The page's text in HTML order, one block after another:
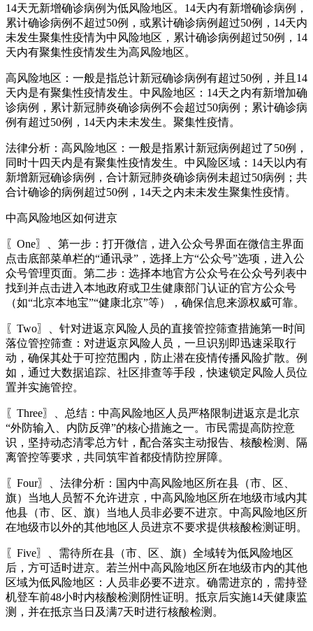
14天无新增确诊病例为低风险地区。14天内有新增确诊病例，
累计确诊病例不超过50例，或累计确诊病例超过50例，14天内
未发生聚集性疫情为中风险地区，累计确诊病例超过50例，14
天内有聚集性疫情发生为高风险地区。
高风险地区：一般是指总计新冠确诊病例有超过50例，并且14
天内是有聚集性疫情发生。中风险地区：14天之内有新增加确
诊病例，累计新冠肺炎确诊病例不会超过50病例；累计确诊病
例有超过50例，14天内未未发生。聚集性疫情。
法律分析：高风险地区：一般是指累计新冠病例超过了50例，
同时十四天内是有聚集性疫情发生。中风险区域：14天以内有
新增新冠确诊病例，合计新冠肺炎确诊病例未超过50病例；共
合计确诊的病例超过50例，14天之内未未发生聚集性疫情。
中高风险地区如何进京
〖One〗、第一步：打开微信，进入公众号界面在微信主界面
点击底部菜单栏的“通讯录”，选择上方“公众号”选项，进入公
众号管理页面。第二步：选择本地官方公众号在公众号列表中
找到并点击进入本地政府或卫生健康部门认证的官方公众号
（如“北京本地宝”“健康北京”等），确保信息来源权威可靠。
〖Two〗、针对进返京风险人员的直接管控筛查措施第一时间
落位管控筛查：对进返京风险人员，一旦识别即迅速采取行
动，确保其处于可控范围内，防止潜在疫情传播风险扩散。例
如，通过大数据追踪、社区排查等手段，快速锁定风险人员位
置并实施管控。
〖Three〗、总结：中高风险地区人员严格限制进返京是北京
“外防输入、内防反弹”的核心措施之一。市民需提高防控意
识，坚持动态清零总方针，配合落实主动报告、核酸检测、隔
离管控等要求，共同筑牢首都疫情防控屏障。
〖Four〗、法律分析：国内中高风险地区所在县（市、区、
旗）当地人员暂不允许进京，中高风险地区所在地级市域内其
他县（市、区、旗）当地人员非必要不进京。中高风险地区所
在地级市以外的其他地区人员进京不要求提供核酸检测证明。
〖Five〗、需待所在县（市、区、旗）全域转为低风险地区
后，方可适时进京。若兰州中高风险地区所在地级市内的其他
区域为低风险地区：人员非必要不进京。确需进京的，需持登
机登车前48小时内核酸检测阴性证明。抵京后实施14天健康监
测，并在抵京当日及满7天时进行核酸检测。